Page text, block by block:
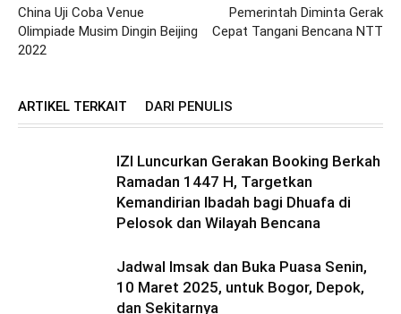
China Uji Coba Venue
Olimpiade Musim Dingin Beijing
2022
Pemerintah Diminta Gerak
Cepat Tangani Bencana NTT
ARTIKEL TERKAIT DARI PENULIS
IZI Luncurkan Gerakan Booking Berkah
Ramadan 1447 H, Targetkan
Kemandirian Ibadah bagi Dhuafa di
Pelosok dan Wilayah Bencana
Jadwal Imsak dan Buka Puasa Senin,
10 Maret 2025, untuk Bogor, Depok,
dan Sekitarnya